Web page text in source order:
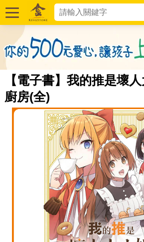
【電子書】我的推是壞
廚房(全)